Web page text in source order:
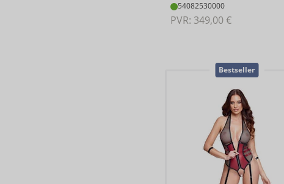
54082530000
PVR: 349,00 €
Bestseller